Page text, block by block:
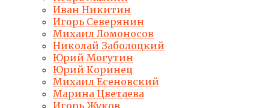
Иван Никитин
Игорь Северянин
Михаил Ломоносов
Николай Заболоцкий
Юрий Могутин
Юрий Коринец
Михаил Есеновский
Марина Цветаева
Игорь Жуков